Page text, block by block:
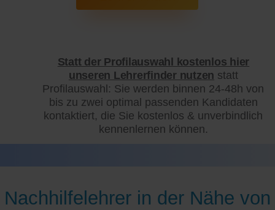
Statt der Profilauswahl kostenlos hier
unseren Lehrerfinder nutzen statt
Profilauswahl: Sie werden binnen 24-48h von
bis zu zwei optimal passenden Kandidaten
kontaktiert, die Sie kostenlos & unverbindlich
kennenlernen können.
Nachhilfelehrer in der Nähe von